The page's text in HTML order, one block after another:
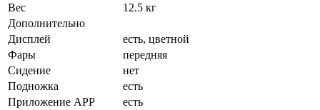
Вес
12.5 кг
Дополнительно
Дисплей
есть, цветной
Фары
передняя
Сидение
нет
Подножка
есть
Приложение APP
есть